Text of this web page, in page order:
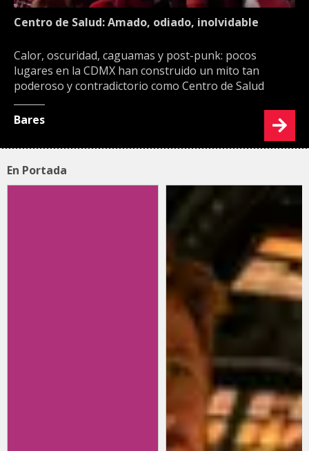
Centro de Salud: Amado, odiado, inolvidable
Calor, oscuridad, caguamas y post-punk: pocos
lugares en la CDMX han construido un mito tan
poderoso y contradictorio como Centro de Salud
Bares
En Portada